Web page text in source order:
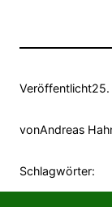
Veröffentlicht25.
vonAndreas
Schlagwörter: